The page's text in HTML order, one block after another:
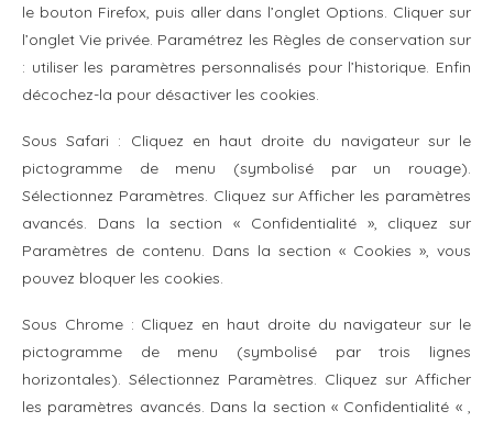
le bouton Firefox, puis aller dans l’onglet Options. Cliquer sur
l’onglet Vie privée. Paramétrez les Règles de conservation sur
: utiliser les paramètres personnalisés pour l’historique. Enfin
décochez-la pour désactiver les cookies.
Sous Safari : Cliquez en haut droite du navigateur sur le
pictogramme de menu (symbolisé par un rouage).
Sélectionnez Paramètres. Cliquez sur Afficher les paramètres
avancés. Dans la section « Confidentialité », cliquez sur
Paramètres de contenu. Dans la section « Cookies », vous
pouvez bloquer les cookies.
Sous Chrome : Cliquez en haut droite du navigateur sur le
pictogramme de menu (symbolisé par trois lignes
horizontales). Sélectionnez Paramètres. Cliquez sur Afficher
les paramètres avancés. Dans la section « Confidentialité « ,